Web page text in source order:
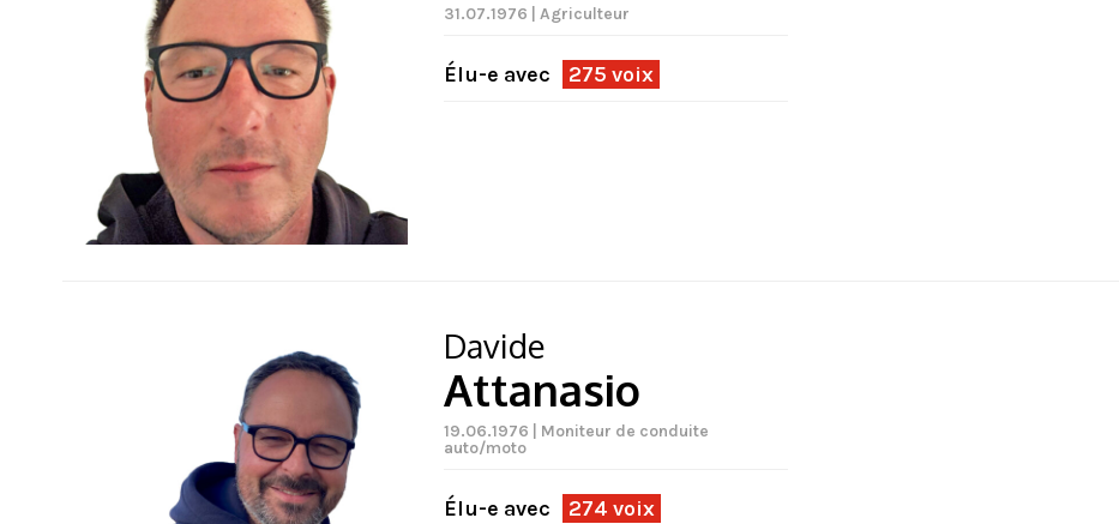
31.07.1976 | Agriculteur
Élu-e avec 275 voix
Davide
Attanasio
19.06.1976 | Moniteur de conduite
auto/moto
Élu-e avec 274 voix